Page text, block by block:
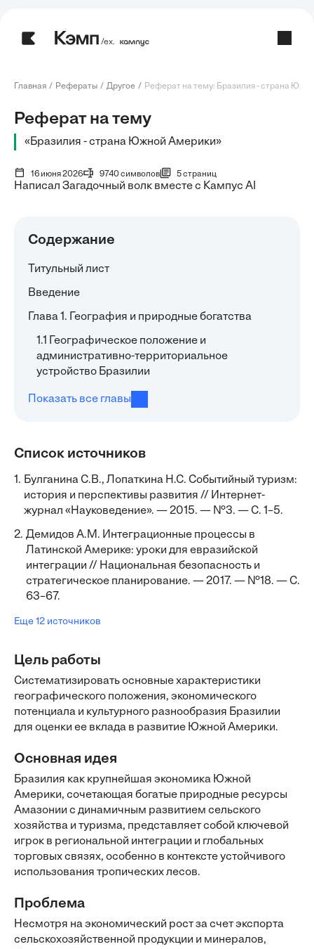
/ех.
Главная Рефераты Другое Реферат на тему: Бразилия - страна
Реферат на тему
«Бразилия - страна Южной Америки»
16 июня 2026 9740 символов 5 страниц
Написал Загадочный волк вместе с Кампус AI
Содержание
Титульный лист
Введение
Глава 1. География и природные богатства
1.1 Географическое положение и
административно-территориальное
устройство Бразилии
Показать все главы
Список источников
1. Булганина С.В., Лопаткина Н.С. Событийный туризм:
история и перспективы развития // Интернет-
журнал «Науковедение». — 2015. — №3. — С. 1–5.
2. Демидов А.М. Интеграционные процессы в
Латинской Америке: уроки для евразийской
интеграции // Национальная безопасность и
стратегическое планирование. — 2017. — №18. — С.
63–67.
Еще 12 источников
Цель работы
Систематизировать основные характеристики
географического положения, экономического
потенциала и культурного разнообразия Бразилии
для оценки ее вклада в развитие Южной Америки.
Основная идея
Бразилия как крупнейшая экономика Южной
Америки, сочетающая богатые природные ресурсы
Амазонии с динамичным развитием сельского
хозяйства и туризма, представляет собой ключевой
игрок в региональной интеграции и глобальных
торговых связях, особенно в контексте устойчивого
использования тропических лесов.
Проблема
Несмотря на экономический рост за счет экспорта
сельскохозяйственной продукции и минералов,